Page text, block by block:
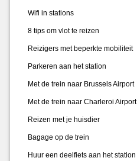
Wifi in stations
8 tips om vlot te reizen
Reizigers met beperkte mobiliteit
Parkeren aan het station
Met de trein naar Brussels Airport
Met de trein naar Charleroi Airport
Reizen met je huisdier
Bagage op de trein
Huur een deelfiets aan het station